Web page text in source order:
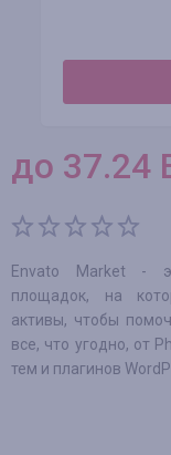
до 37.24
Envato Market -
площадок, на
активы, чтобы
все, что угодно, от
тем и плагинов